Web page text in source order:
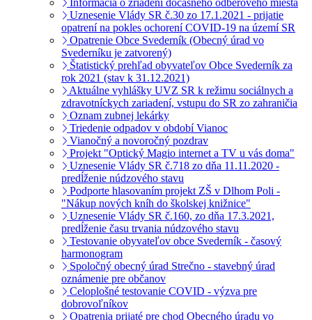
Uznesenie Vlády SR č.30 zo 17.1.2021 - prijatie
opatrení na pokles ochorení COVID-19 na území SR
Opatrenie Obce Svederník (Obecný úrad vo
Svederníku je zatvorený)
Štatistický prehľad obyvateľov Obce Svederník za
rok 2021 (stav k 31.12.2021)
Aktuálne vyhlášky UVZ SR k režimu sociálnych a
zdravotníckych zariadení, vstupu do SR zo zahraničia
Oznam zubnej lekárky
Triedenie odpadov v období Vianoc
Vianočný a novoročný pozdrav
Projekt "Optický Magio internet a TV u vás doma"
Uznesenie Vlády SR č.718 zo dňa 11.11.2020 -
predĺženie núdzového stavu
Podporte hlasovaním projekt ZŠ v Dlhom Poli -
"Nákup nových kníh do školskej knižnice"
Uznesenie Vlády SR č.160, zo dňa 17.3.2021,
predĺženie času trvania núdzového stavu
Testovanie obyvateľov obce Svederník - časový
harmonogram
Spoločný obecný úrad Strečno - stavebný úrad
oznámenie pre občanov
Celoplošné testovanie COVID - výzva pre
dobrovoľníkov
Opatrenia prijaté pre chod Obecného úradu vo